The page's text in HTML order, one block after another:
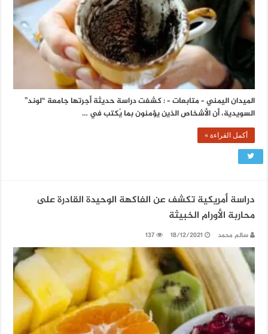
الميدان اليمني – متابعات – : كشفت دراسة حديثة أجرتها جامعة “لوند”
السويدية، أن الأشخاص الذين يؤمنون بما يُكتب في …
أكمل القراءة »
دراسة أمريكية تكشف عن الفاكهة الوحيدة القادرة على
محاربة الأورام الخبيثة
سالم محمد 18/12/2021
137